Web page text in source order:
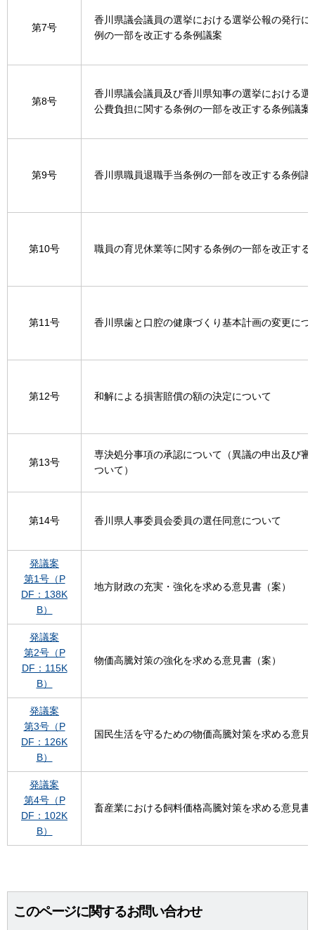
第7号
香川県議会議員の選挙における選挙公報の発行に
例の一部を改正する条例議案
第8号
香川県議会議員及び香川県知事の選挙における選
公費負担に関する条例の一部を改正する条例議案
第9号 香川県職員退職手当条例の一部を改正する条例議
第10号 職員の育児休業等に関する条例の一部を改正する
第11号 香川県歯と口腔の健康づくり基本計画の変更につ
第12号 和解による損害賠償の額の決定について
第13号
専決処分事項の承認について（異議の申出及び審
ついて）
第14号 香川県人事委員会委員の選任同意について
発議案
第1号（P
DF：138K
B）
地方財政の充実・強化を求める意見書（案）
発議案
第2号（P
DF：115K
B）
物価高騰対策の強化を求める意見書（案）
発議案
第3号（P
DF：126K
B）
国民生活を守るための物価高騰対策を求める意見
発議案
第4号（P
DF：102K
B）
畜産業における飼料価格高騰対策を求める意見書
このページに関するお問い合わせ